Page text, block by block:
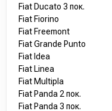
Fiat Ducato 3 пок.
Fiat Fiorino
Fiat Freemont
Fiat Grande Punto
Fiat Idea
Fiat Linea
Fiat Multipla
Fiat Panda 2 пок.
Fiat Panda 3 пок.